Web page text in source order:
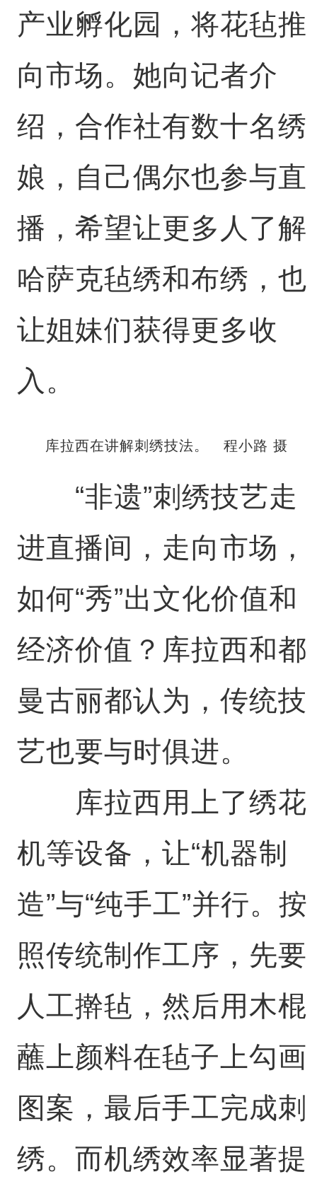
产业孵化园，将花毡推
向市场。她向记者介
绍，合作社有数十名绣
娘，自己偶尔也参与直
播，希望让更多人了解
哈萨克毡绣和布绣，也
让姐妹们获得更多收
入。
库拉西在讲解刺绣技法。 程小路 摄
“非遗”刺绣技艺走
进直播间，走向市场，
如何“秀”出文化价值和
经济价值？库拉西和都
曼古丽都认为，传统技
艺也要与时俱进。
库拉西用上了绣花
机等设备，让“机器制
造”与“纯手工”并行。按
照传统制作工序，先要
人工擀毡，然后用木棍
蘸上颜料在毡子上勾画
图案，最后手工完成刺
绣。而机绣效率显著提